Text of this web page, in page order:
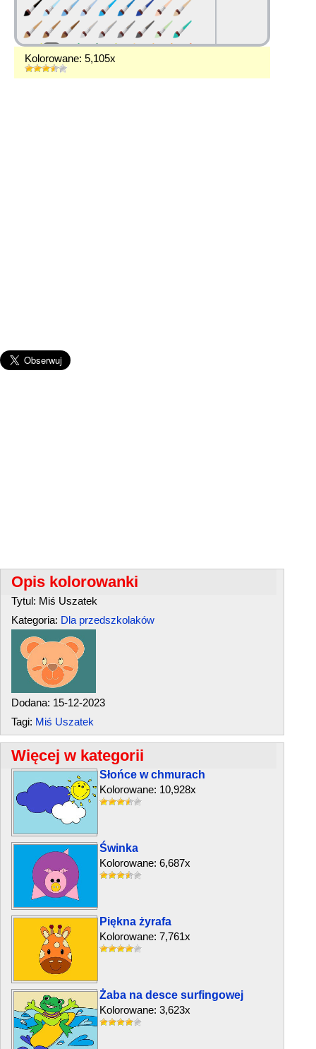
Kolorowane: 5,105x
Opis kolorowanki
Tytul: Miś Uszatek
Kategoria: Dla przedszkolaków
Dodana: 15-12-2023
Tagi: Miś Uszatek
Więcej w kategorii
Słońce w chmurach
Kolorowane: 10,928x
Świnka
Kolorowane: 6,687x
Piękna żyrafa
Kolorowane: 7,761x
Żaba na desce surfingowej
Kolorowane: 3,623x